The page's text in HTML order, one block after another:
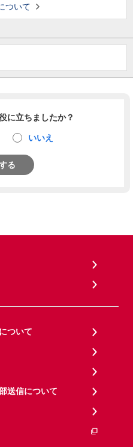
ついて
に立ちましたか？
いいえ
る
ついて
送信について